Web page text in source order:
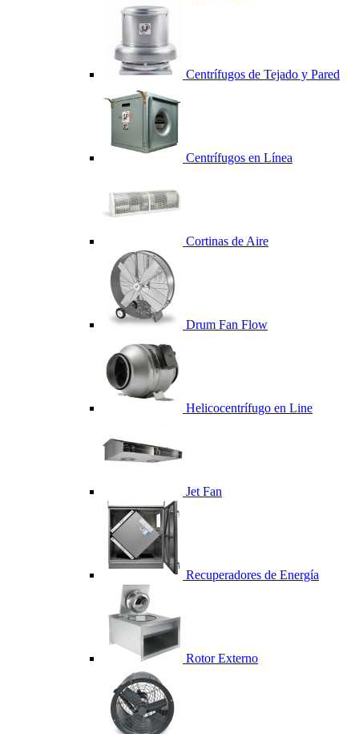
Centrífugos de Tejado y Pared
Centrífugos en Línea
Cortinas de Aire
Drum Fan Flow
Helicocentrífugo en Line
Jet Fan
Recuperadores de Energía
Rotor Externo